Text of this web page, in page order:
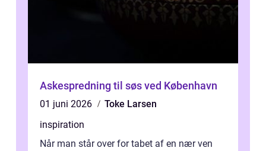
Askespredning til søs ved København
01 juni 2026
Toke Larsen
inspiration
Når man står over for tabet af en nær ven